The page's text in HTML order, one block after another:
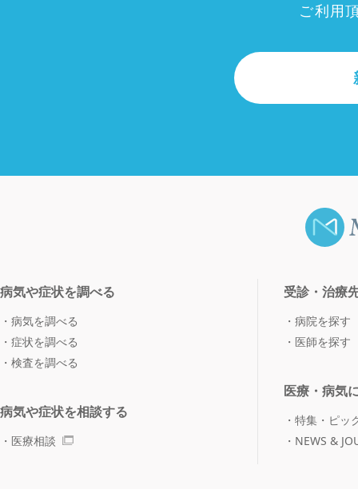
ご利用
病気や症状を調べる
病気を調べる
症状を調べる
検査を調べる
病気や症状を相談する
医療相談
受診・治療
病院を探す
医師を探す
医療・病気
特集・ピッ
NEWS &